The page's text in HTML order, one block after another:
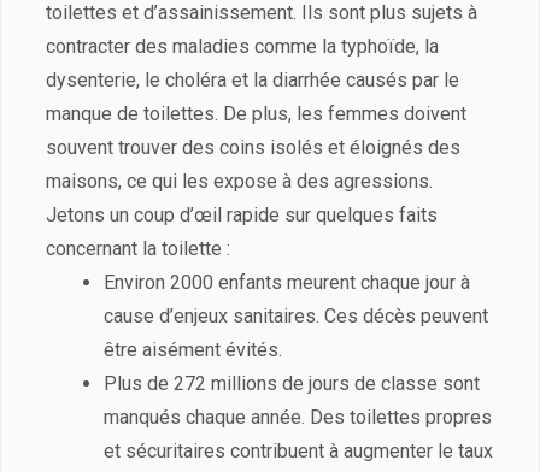
toilettes et d’assainissement. Ils sont plus sujets à
contracter des maladies comme la typhoïde, la
dysenterie, le choléra et la diarrhée causés par le
manque de toilettes. De plus, les femmes doivent
souvent trouver des coins isolés et éloignés des
maisons, ce qui les expose à des agressions.
Jetons un coup d’œil rapide sur quelques faits
concernant la toilette :
Environ 2000 enfants meurent chaque jour à
cause d’enjeux sanitaires. Ces décès peuvent
être aisément évités.
Plus de 272 millions de jours de classe sont
manqués chaque année. Des toilettes propres
et sécuritaires contribuent à augmenter le taux